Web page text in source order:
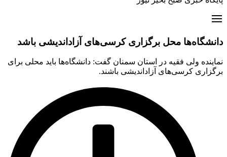
دانشگاه‌ها محل برگزاری کرسی‌های آزاداندیشی باشد
نماینده ولی فقیه در استان سمنان گفت: دانشگاه‌ها باید محلی برای
برگزاری کرسی‌های آزاداندیشی باشند.